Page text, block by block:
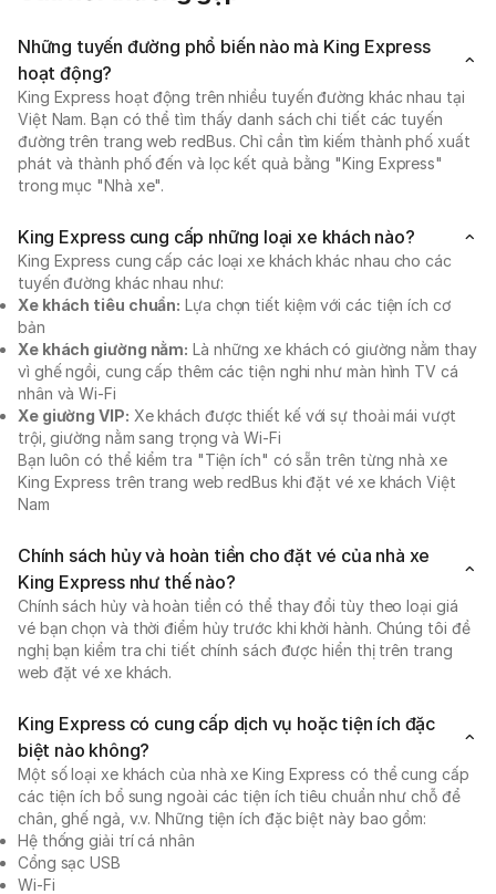
Những tuyến đường phổ biến nào mà King Express
hoạt động?
King Express hoạt động trên nhiều tuyến đường khác nhau tại
Việt Nam. Bạn có thể tìm thấy danh sách chi tiết các tuyến
đường trên trang web redBus. Chỉ cần tìm kiếm thành phố xuất
phát và thành phố đến và lọc kết quả bằng "King Express"
trong mục "Nhà xe".
King Express cung cấp những loại xe khách nào?
King Express cung cấp các loại xe khách khác nhau cho các
tuyến đường khác nhau như:
Xe khách tiêu chuẩn: Lựa chọn tiết kiệm với các tiện ích cơ
bản
Xe khách giường nằm: Là những xe khách có giường nằm thay
vì ghế ngồi, cung cấp thêm các tiện nghi như màn hình TV cá
nhân và Wi-Fi
Xe giường VIP: Xe khách được thiết kế với sự thoải mái vượt
trội, giường nằm sang trọng và Wi-Fi
Bạn luôn có thể kiểm tra "Tiện ích" có sẵn trên từng nhà xe
King Express trên trang web redBus khi đặt vé xe khách Việt
Nam
Chính sách hủy và hoàn tiền cho đặt vé của nhà xe
King Express như thế nào?
Chính sách hủy và hoàn tiền có thể thay đổi tùy theo loại giá
vé bạn chọn và thời điểm hủy trước khi khởi hành. Chúng tôi đề
nghị bạn kiểm tra chi tiết chính sách được hiển thị trên trang
web đặt vé xe khách.
King Express có cung cấp dịch vụ hoặc tiện ích đặc
biệt nào không?
Một số loại xe khách của nhà xe King Express có thể cung cấp
các tiện ích bổ sung ngoài các tiện ích tiêu chuẩn như chỗ để
chân, ghế ngả, v.v. Những tiện ích đặc biệt này bao gồm:
Hệ thống giải trí cá nhân
Cổng sạc USB
Wi-Fi